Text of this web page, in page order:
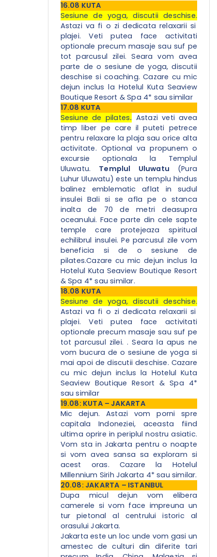
16.08 KUTA
Sesiune de yoga, discutii deschise.
Astazi va fi o zi dedicata relaxarii si
plajei. Veti putea face activitati
optionale precum masaje sau suf pe
tot parcusul zilei. Seara vom avea
parte de o sesiune de yoga, discutii
deschise si coaching.Cazare cu mic
dejun inclus la Hotelul Kuta Seaview
Boutique Resort & Spa 4* sau similar
17.08 KUTA
Sesiune de pilates. Astazi veti avea
timp liber pe care il puteti petrece
pentru relaxare la plaja sau orice alta
activitate. Optional va propunem o
excursie optionala la Templul
Uluwatu. Templul Uluwatu (Pura
Luhur Uluwatu) este un templu hindus
balinez emblematic aflat in sudul
insulei Bali si se afla pe o stanca
inalta de 70 de metri deasupra
oceanului. Face parte din cele sapte
temple care protejeaza spiritual
echilibrul insulei. Pe parcusul zile vom
beneficia si de o sesiune de
pilates.Cazare cu mic dejun inclus la
Hotelul Kuta Seaview Boutique Resort
& Spa 4* sau similar.
18.08 KUTA
Sesiune de yoga, discutii deschise.
Astazi va fi o zi dedicata relaxarii si
plajei. Veti putea face activitati
optionale precum masaje sau suf pe
tot parcusul zilei. . Seara la apus ne
vom bucura de o sesiune de yoga si
mai apoi de discutii deschise. Cazare
cu mic dejun inclus la Hotelul Kuta
Seaview Boutique Resort & Spa 4*
sau similar
19.08: KUTA – JAKARTA
Mic dejun. Astazi vom porni spre
capitala Indoneziei, aceasta fiind
ultima oprire in periplul nostru asiatic.
Vom sta in Jakarta pentru o noapte
si vom avea sansa sa exploram si
acest oras. Cazare la Hotelul
Millennium Sirih Jakarta 4* sau similar.
20.08: JAKARTA – ISTANBUL
Dupa micul dejun vom elibera
camerele si vom face impreuna un
tur pietonal al centrului istoric al
orasului Jakarta.
Jakarta este un loc unde vom gasi un
amestec de culturi din diferite tari